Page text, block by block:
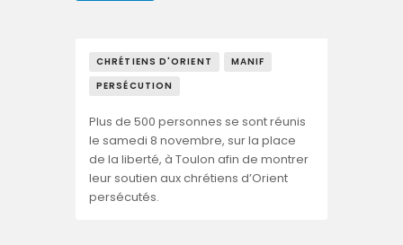
CHRÉTIENS D'ORIENT
MANIF
PERSÉCUTION
Plus de 500 personnes se sont réunis
le samedi 8 novembre, sur la place
de la liberté, à Toulon afin de montrer
leur soutien aux chrétiens d’Orient
persécutés.